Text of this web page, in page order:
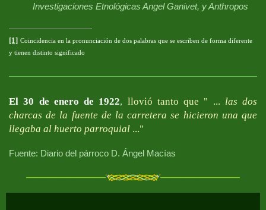
Investigaciones Etnológicas Angel Ganivet, y Anthropos
[1] Coincidencia en la pronunciación de dos palabras que se escriben de forma diferente
y tienen distinto significado
El 30 de enero de 1922, llovió tanto que " ... las dos
charcas de la fuente de la carretera se hicieron una que
llegaba al huerto parroquial ..."
Fuente: Diario del párroco D. Ángel Macías